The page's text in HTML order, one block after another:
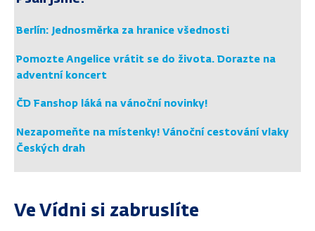
Berlín: Jednosměrka za hranice všednosti
Pomozte Angelice vrátit se do života. Dorazte na
adventní koncert
ČD Fanshop láká na vánoční novinky!
Nezapomeňte na místenky! Vánoční cestování vlaky
Českých drah
Ve Vídni si zabruslíte